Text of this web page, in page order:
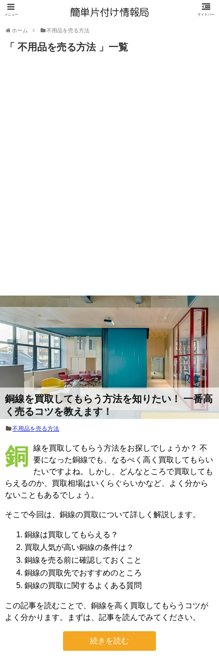
ホーム 不用品を売る方法
「 不用品を売る方法 」一覧
銅線を買取してもらう方法を知りたい！ 一番高
く売るコツを教えます！
不用品を売る方法
銅線を買取してもらう方法をお探しでしょうか？ 不
要になった銅線でも、なるべく高く買取してもらい
たいですよね。しかし、どんなところで買取しても
らえるのか、買取相場はいくらぐらいかなど、よく分から
ないこともあるでしょう。
そこで今回は、銅線の買取について詳しく解説します。
銅線は買取してもらえる？
買取人気が高い銅線の条件は？
銅線を売る前に確認しておくこと
銅線の買取先でおすすめのところ
銅線の買取に関するよくある質問
この記事を読むことで、銅線を高く買取してもらうコツが
よく分かります。まずは、記事を読んでみてください。
続きを読む